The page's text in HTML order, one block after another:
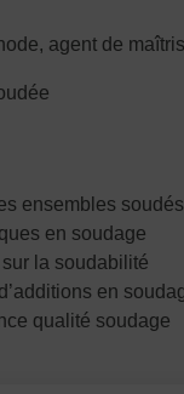
agent de
ensembles soudés
en soudage
la soudabilité
en
qualité soudage